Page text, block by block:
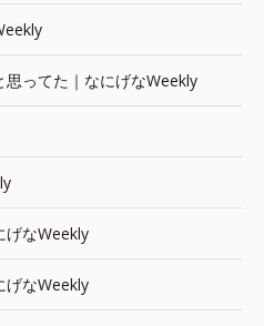
ってた｜なにげなWeekly
げなWeekly
げなWeekly